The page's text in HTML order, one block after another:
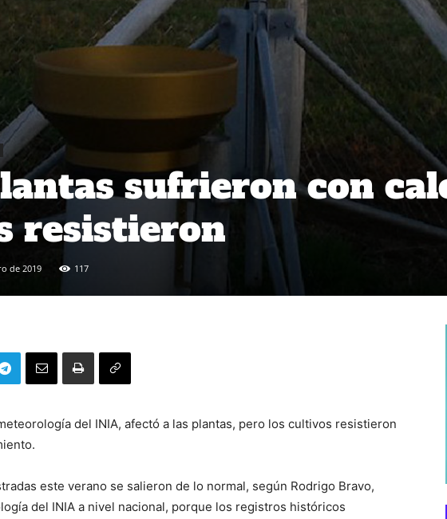
sufrieron con
resistieron
de 2019 117
del INIA, afectó a las plantas, pero los cultivos resistieron
este verano se salieron de lo normal, según Rodrigo Bravo,
del INIA a nivel nacional, porque los registros históricos